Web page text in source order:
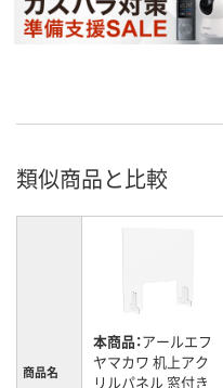
類似商品と比較
商品名
本商品：アールエフ
ヤマカワ 机上アク
リルパネル 窓付き